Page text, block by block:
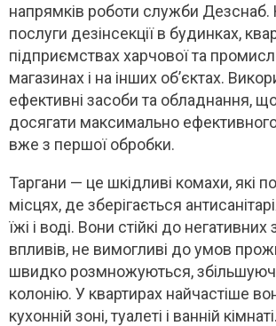
напрямків роботи служби
послуги дезінсекції в будинках,
підприємствах харчової та
магазинах і на інших об’єктах.
ефективні засоби та обладнання,
досягати максимально
вже з першої обробки.
Таргани — це шкідливі комахи, які
місцях, де зберігається
їжі і воді. Вони стійкі до негативних
впливів, не вимогливі до умов
швидко розмножуються,
колонію. У квартирах найчастіше
кухонній зоні, туалеті і ванній кімнаті.